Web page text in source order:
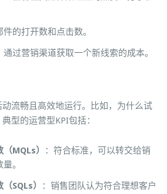
件的打开数和点击数。
通过营销渠道获取一个新线索的成本。
流畅且高效地运行。比如，为什么试
型的运营型KPI包括：
MQLs）
：符合标准，可以转交给销
。
SQLs）
：销售团队认为符合理想客户